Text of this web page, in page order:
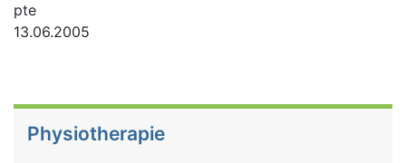
pte
13.06.2005
Physiotherapie